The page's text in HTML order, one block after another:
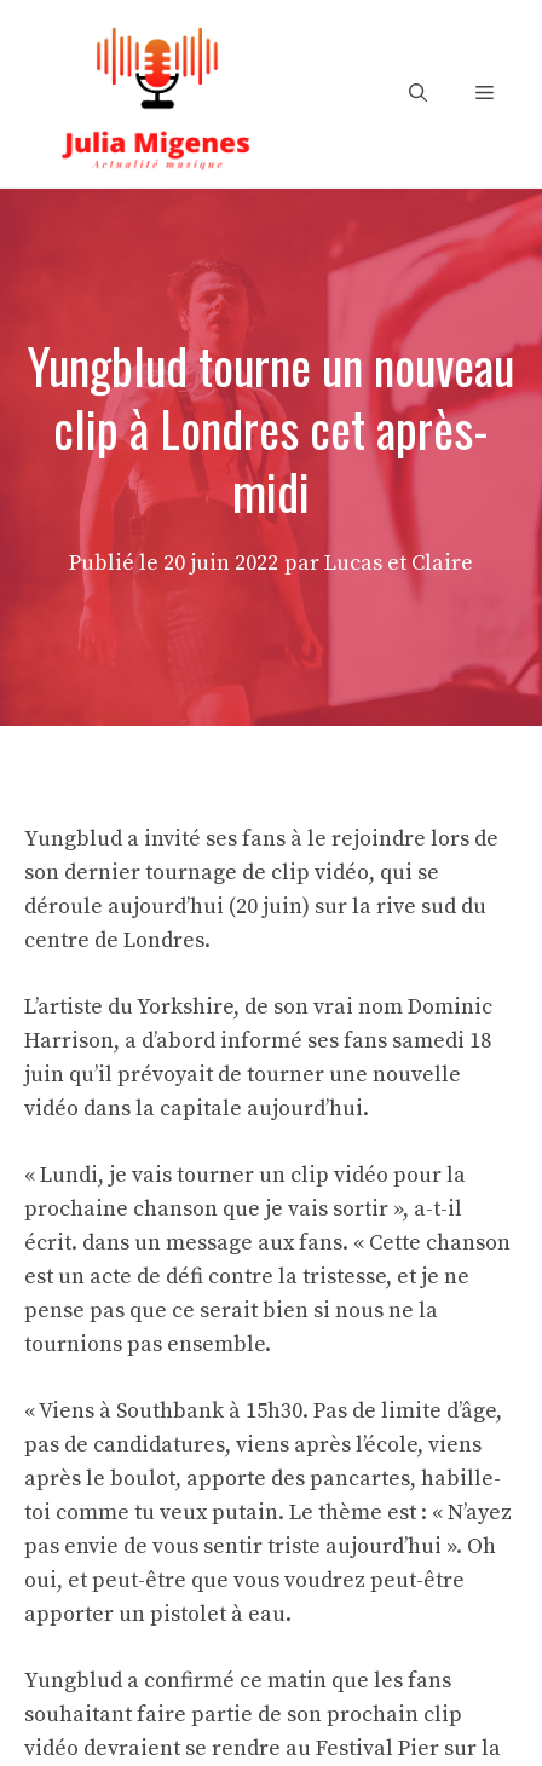
Menu
Yungblud tourne un nouveau
clip à Londres cet après-
midi
Publié le 20 juin 2022 par Lucas et Claire
Yungblud a invité ses fans à le rejoindre lors de
son dernier tournage de clip vidéo, qui se
déroule aujourd’hui (20 juin) sur la rive sud du
centre de Londres.
L’artiste du Yorkshire, de son vrai nom Dominic
Harrison, a d’abord informé ses fans samedi 18
juin qu’il prévoyait de tourner une nouvelle
vidéo dans la capitale aujourd’hui.
« Lundi, je vais tourner un clip vidéo pour la
prochaine chanson que je vais sortir », a-t-il
écrit. dans un message aux fans. « Cette chanson
est un acte de défi contre la tristesse, et je ne
pense pas que ce serait bien si nous ne la
tournions pas ensemble.
« Viens à Southbank à 15h30. Pas de limite d’âge,
pas de candidatures, viens après l’école, viens
après le boulot, apporte des pancartes, habille-
toi comme tu veux putain. Le thème est : « N’ayez
pas envie de vous sentir triste aujourd’hui ». Oh
oui, et peut-être que vous voudrez peut-être
apporter un pistolet à eau.
Yungblud a confirmé ce matin que les fans
souhaitant faire partie de son prochain clip
vidéo devraient se rendre au Festival Pier sur la